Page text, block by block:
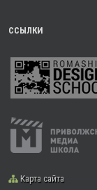
ССЫЛКИ
Карта сайта